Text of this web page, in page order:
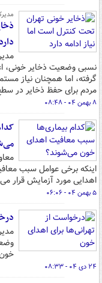
دارد
نسبی وضعیت ذخایر خونی،
گرفته، اما همچنان نیاز
مردم برای حفظ ذخایر در
۸ بهمن ۰۴ - ۰۸:۴۸
اینکه برخی عوامل سبب
اهدایی مورد آزمایش قرار
۵ بهمن ۰۴ - ۰۶:۰۶
۲۴ دی ۰۴ - ۰۸:۳۳